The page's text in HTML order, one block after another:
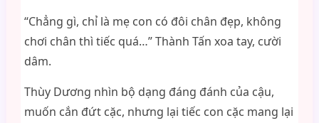
“Chẳng gì, chỉ là mẹ con có đôi chân đẹp, không
chơi chân thì tiếc quá…” Thành Tấn xoa tay, cười
dâm.
Thùy Dương nhìn bộ dạng đáng đánh của cậu,
muốn cắn đứt cặc, nhưng lại tiếc con cặc mang lại